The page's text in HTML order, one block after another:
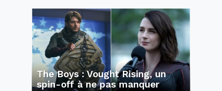
The Boys : Vought Rising, un
spin-off à ne pas manquer